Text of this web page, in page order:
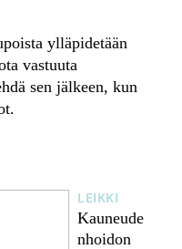
ylläpidetään
vastuuta
sen jälkeen, kun
LEIKKI
Kauneude
nhoidon